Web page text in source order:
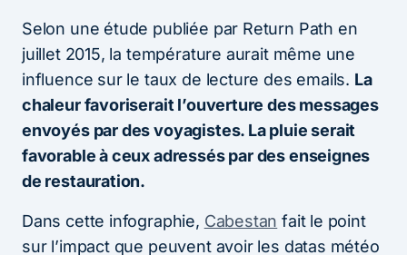
Selon une étude publiée par Return Path en
juillet 2015, la température aurait même une
influence sur le taux de lecture des emails. La
chaleur favoriserait l’ouverture des messages
envoyés par des voyagistes. La pluie serait
favorable à ceux adressés par des enseignes
de restauration.
Dans cette infographie, Cabestan fait le point
sur l’impact que peuvent avoir les datas météo